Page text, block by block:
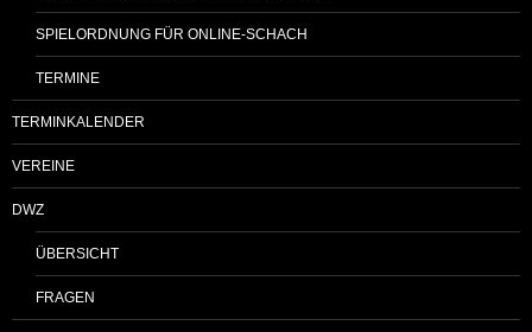
SPIELORDNUNG FÜR ONLINE-SCHACH
TERMINE
TERMINKALENDER
VEREINE
DWZ
ÜBERSICHT
FRAGEN